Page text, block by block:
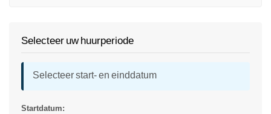
Selecteer uw huurperiode
Selecteer start- en einddatum
Startdatum: